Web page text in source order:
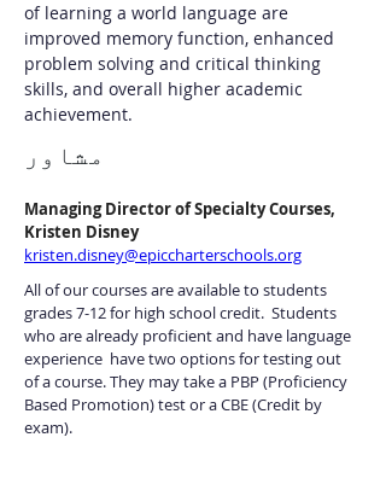
of learning a world language are
improved memory function, enhanced
problem solving and critical thinking
skills, and overall higher academic
achievement.
مشاور
Managing Director of Specialty Courses,
Kristen Disney
kristen.disney@epiccharterschools.org
All of our courses are available to students
grades 7-12 for high school credit.  Students
who are already proficient and have language
experience  have two options for testing out
of a course. They may take a PBP (Proficiency
Based Promotion) test or a CBE (Credit by
exam).